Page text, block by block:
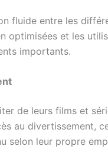
fluide entre les
optimisées et les
importants.
de leurs films et
au divertissement,
selon leur propre